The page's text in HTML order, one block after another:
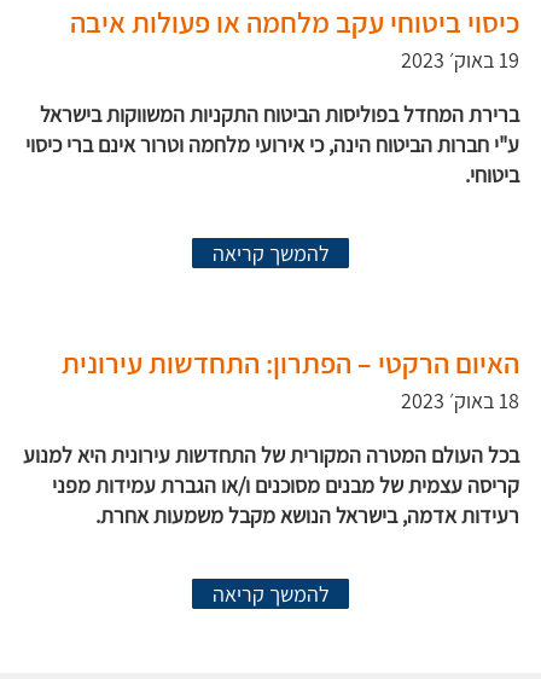
כיסוי ביטוחי עקב מלחמה או פעולות איבה
19 באוק׳ 2023
ברירת המחדל בפוליסות הביטוח התקניות המשווקות בישראל
ע"י חברות הביטוח הינה, כי אירועי מלחמה וטרור אינם ברי כיסוי
ביטוחי.
להמשך קריאה
האיום הרקטי – הפתרון: התחדשות עירונית
18 באוק׳ 2023
בכל העולם המטרה המקורית של התחדשות עירונית היא למנוע
קריסה עצמית של מבנים מסוכנים ו/או הגברת עמידות מפני
רעידות אדמה, בישראל הנושא מקבל משמעות אחרת.
להמשך קריאה